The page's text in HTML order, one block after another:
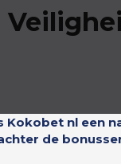
nl een
de